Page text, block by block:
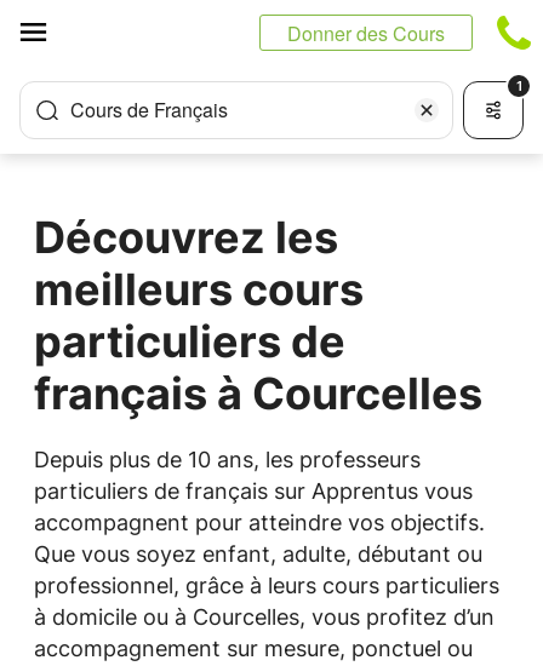
Donner des Cours
Cours de Français
1
Découvrez les
meilleurs cours
particuliers de
français à Courcelles
Depuis plus de 10 ans, les professeurs
particuliers de français sur Apprentus vous
accompagnent pour atteindre vos objectifs.
Que vous soyez enfant, adulte, débutant ou
professionnel, grâce à leurs cours particuliers
à domicile ou à Courcelles, vous profitez d’un
accompagnement sur mesure, ponctuel ou